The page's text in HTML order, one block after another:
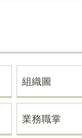
組織圖
業務職掌